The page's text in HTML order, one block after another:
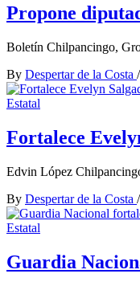
Propone
Boletín Chilpancingo,
By Despertar de la Costa /
Estatal
Fortalece
Edvin López
By Despertar de la Costa /
Estatal
Guardia